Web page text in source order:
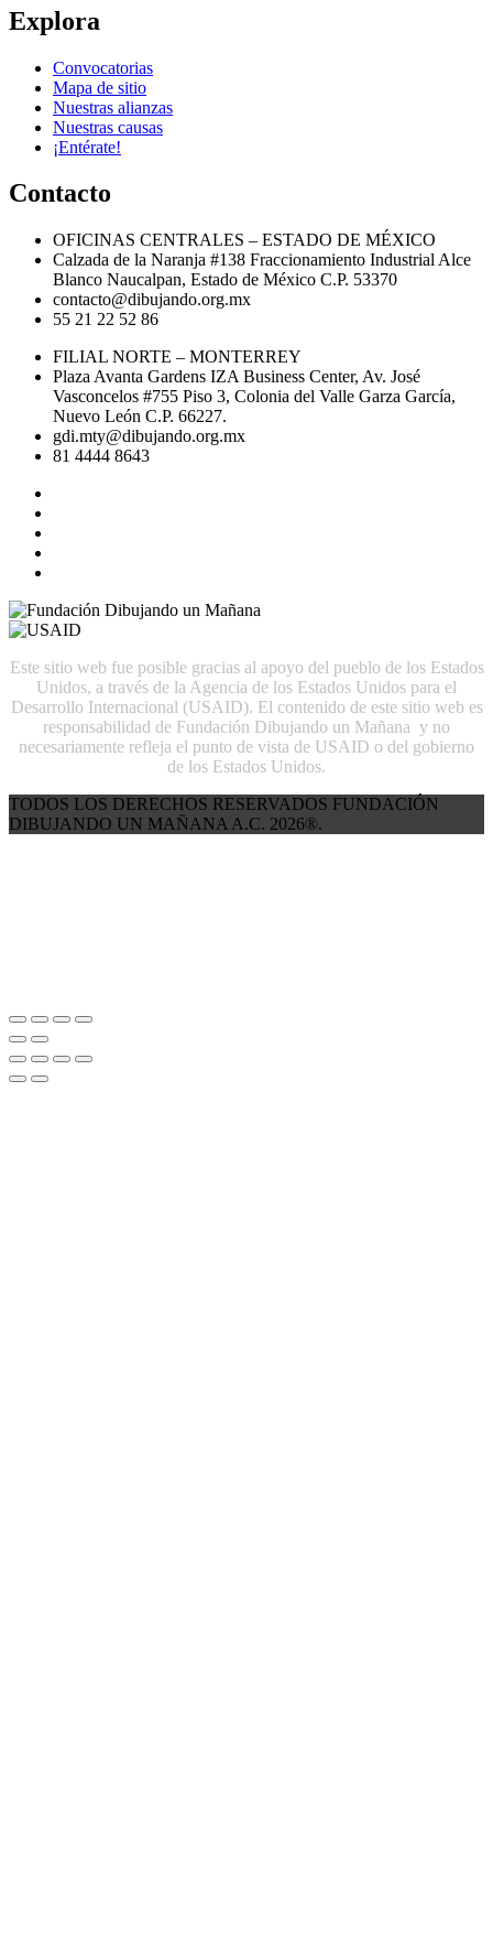
Explora
Convocatorias
Mapa de sitio
Nuestras alianzas
Nuestras causas
¡Entérate!
Contacto
OFICINAS CENTRALES – ESTADO DE MÉXICO
Calzada de la Naranja #138 Fraccionamiento Industrial Alce
Blanco Naucalpan, Estado de México C.P. 53370
contacto@dibujando.org.mx
55 21 22 52 86
FILIAL NORTE – MONTERREY
Plaza Avanta Gardens IZA Business Center, Av. José
Vasconcelos #755 Piso 3, Colonia del Valle Garza García,
Nuevo León C.P. 66227.
gdi.mty@dibujando.org.mx
81 4444 8643
Este sitio web fue posible gracias al apoyo del pueblo de los Estados
Unidos, a través de la Agencia de los Estados Unidos para el
Desarrollo Internacional (USAID). El contenido de este sitio web es
responsabilidad de Fundación Dibujando un Mañana y no
necesariamente refleja el punto de vista de USAID o del gobierno
de los Estados Unidos.
TODOS LOS DERECHOS RESERVADOS FUNDACIÓN
DIBUJANDO UN MAÑANA A.C. 2026®.